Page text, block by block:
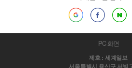
PC 화면
제호 : 세계일보
서울특별시 용산구 서빙